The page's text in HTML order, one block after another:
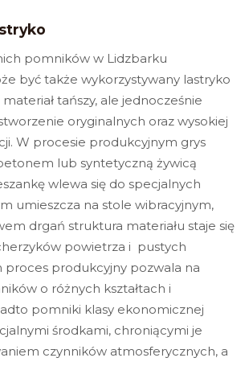
pomników w Lidzbarku
być także wykorzystywany lastryko
tańszy, ale jednocześnie
oryginalnych oraz wysokiej
W procesie produkcyjnym grys
lub syntetyczną żywicą
wlewa się do specjalnych
umieszcza na stole wibracyjnym,
drgań struktura materiału staje się
powietrza i pustych
proces produkcyjny pozwala na
o różnych kształtach i
pomniki klasy ekonomicznej
środkami, chroniącymi je
czynników atmosferycznych, a